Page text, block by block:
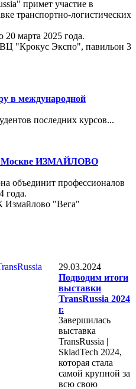
примет участие в
транспортно-логистических
20 марта 2025 года.
"Крокус Экспо", павильон 3
в международной
последних курсов...
Москве ИЗМАЙЛОВО
объединит профессионалов
года.
Измайлово "Вега"
29.03.2024
Подводим итоги
выставки
TransRussia 2024
г.
Завершилась
выставка
TransRussia |
SkladTech 2024,
которая стала
самой крупной за
всю свою